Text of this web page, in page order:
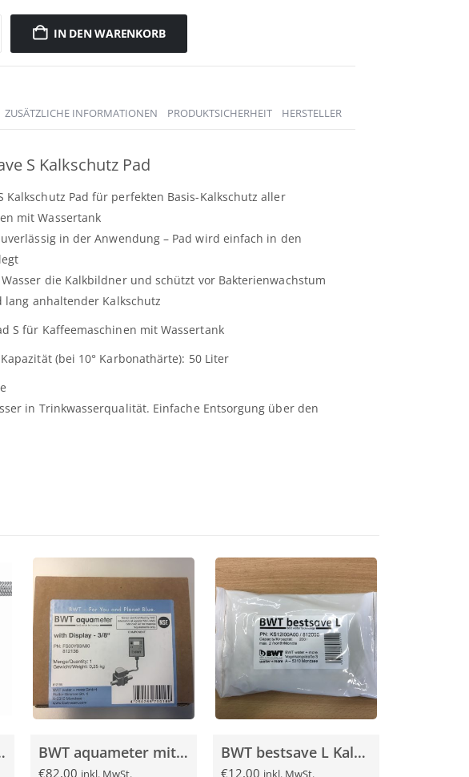
IN DEN WARENKORB
ZUSÄTZLICHE INFORMATIONEN PRODUKTSICHERHEIT HERSTELLER
S Kalk­schutz Pad
Kalk­schutz Pad für perfekten Basis-Kalkschutz aller
mit Wassertank
in der Anwendung – Pad wird einfach in den
die Kalkbildner und schützt vor Bakterienwachstum
lang anhaltender Kalkschutz
S für Kaffeemaschinen mit Wassertank
(bei 10° Karbonathärte): 50 Liter
in Trinkwasserqualität. Einfache Entsorgung über den
1,5m 3/8″-3/4″ BWT aquameter mit LCD Display G3/8″
€82,00 inkl. MwSt.
BWT bestsave L Kalk­schutz Pad
€12,00 inkl. MwSt.